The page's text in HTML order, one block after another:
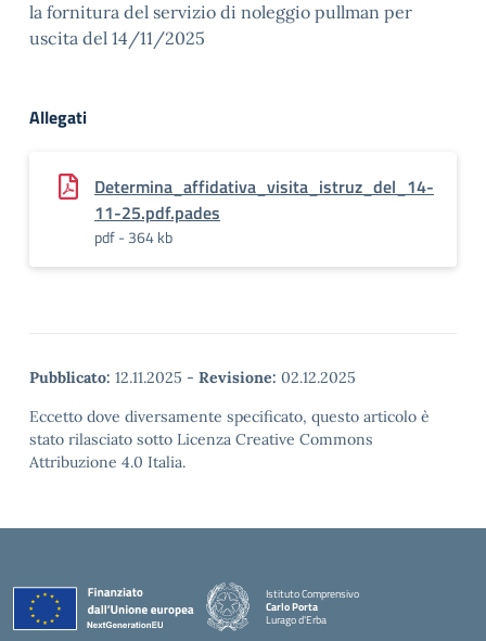
la fornitura del servizio di noleggio pullman per
uscita del 14/11/2025
Allegati
Determina_affidativa_visita_istruz_del_14-
11-25.pdf.pades
pdf - 364 kb
Pubblicato: 12.11.2025 - Revisione: 02.12.2025
Eccetto dove diversamente specificato, questo articolo è
stato rilasciato sotto Licenza Creative Commons
Attribuzione 4.0 Italia.
Istituto Comprensivo
Carlo Porta
Lurago d'Erba
— Visita la pagina iniziale della scuola